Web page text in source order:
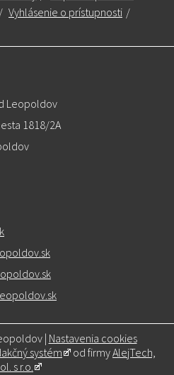
/ Vyhlásenie o prístupnosti /
Leopoldov
1818/2A
| Nastavenia cookies
systém od firmyAlejTech,
s r.o.